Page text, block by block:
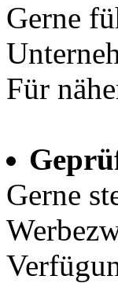
Gerne
Für
Gerne